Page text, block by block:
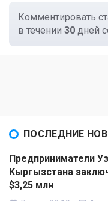
Комментировать
в течении 30 дней
ПОСЛЕДНИЕ
Предприниматели
Кыргызстана
$3,25 млн